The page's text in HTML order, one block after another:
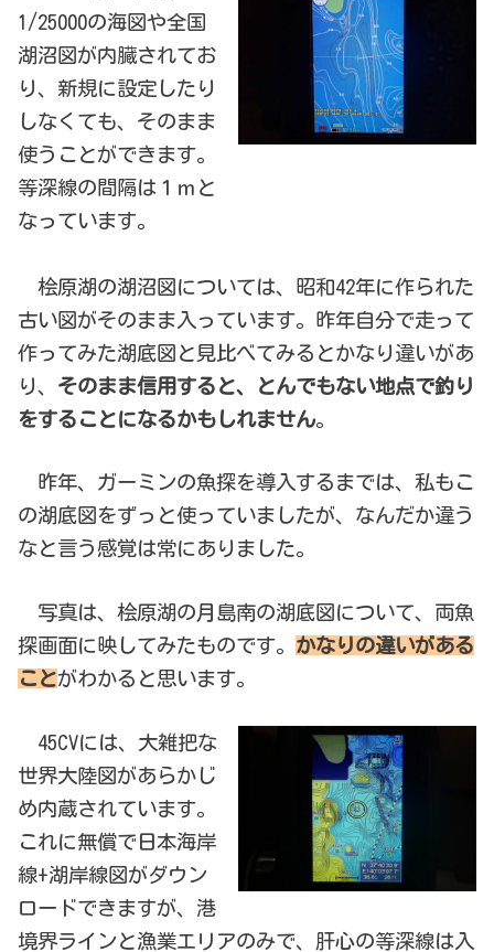
1/25000の海図や全国
湖沼図が内臓されてお
り、新規に設定したり
しなくても、そのまま
使うことができます。
等深線の間隔は１ｍと
なっています。
桧原湖の湖沼図については、昭和42年に作られた
古い図がそのまま入っています。昨年自分で走って
作ってみた湖底図と見比べてみるとかなり違いがあ
り、 そのまま信用すると、とんでもない地点で釣り
をすることになるかもしれません。
昨年、ガーミンの魚探を導入するまでは、私もこ
の湖底図をずっと使っていましたが、なんだか違う
なと言う感覚は常にありました。
写真は、桧原湖の月島南の湖底図について、両魚
探画面に映してみたものです。 かなりの違いがある
ことがわかると思います。
45CVには、大雑把な
世界大陸図があらかじ
め内蔵されています。
これに無償で日本海岸
線+湖岸線図がダウン
ロードできますが、港
境界ラインと漁業エリアのみで、肝心の等深線は入